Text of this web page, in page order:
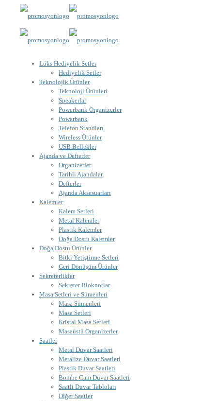
Lüks Hediyelik Setler
Hediyelik Setler
Teknolojik Ürünler
Teknoloji Ürünleri
Speakerlar
Powerbank Organizerler
Powerbank
Telefon Standları
Wireless Ürünler
USB Bellekler
Ajanda ve Defterler
Organizerler
Tarihli Ajandalar
Defterler
Ajanda Aksesuarları
Kalemler
Kalem Setleri
Metal Kalemler
Plastik Kalemler
Doğa Dostu Kalemler
Doğa Dostu Ürünler
Bitki Yetiştirme Setleri
Geri Dönüşüm Ürünler
Sekreterlikler
Sekreter Bloknotlar
Masa Setleri ve Sümenleri
Masa Sümenleri
Masa Setleri
Kristal Masa Setleri
Masaüstü Organizerler
Saatler
Metal Duvar Saatleri
Metalize Duvar Saatleri
Plastik Duvar Saatleri
Bombe Cam Duvar Saatleri
Saatli Duvar Tabloları
Diğer Saatler